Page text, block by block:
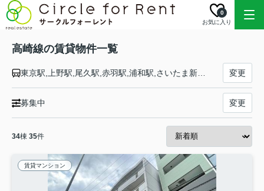
お気に入り
0
高崎線の賃貸物件一覧
変更
募集中 変更
34棟 35件
賃貸マンション